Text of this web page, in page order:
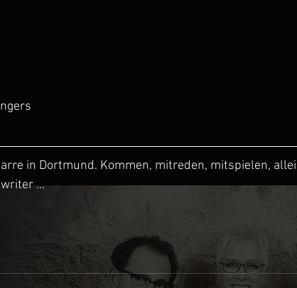
in Dortmund. Kommen, mitreden, mitspielen,
…